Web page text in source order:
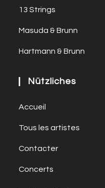
13 Strings
Masuda & Brunn
Hartmann & Brunn
Nützliches
Accueil
Tous les artistes
Contacter
Concerts